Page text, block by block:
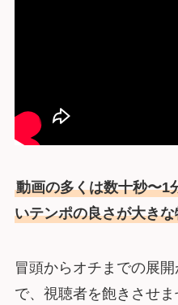
動画の多くは数十秒〜1
いテンポの良さが大き
冒頭からオチまでの展
で、視聴者を飽きさせま